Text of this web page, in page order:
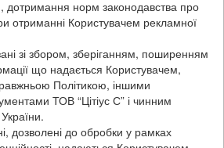
дотримання норм законодавства про
отриманні Користувачем рекламної
зі збором, зберіганням, поширенням
що надається Користувачем,
Політикою, іншими
ТОВ “Цітіус С” і чинним
дозволені до обробки у рамках